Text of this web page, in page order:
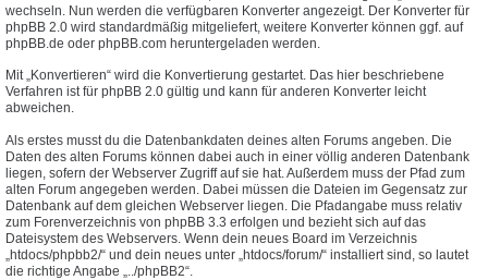
wechseln. Nun werden die verfügbaren Konverter angezeigt. Der Konverter für
phpBB 2.0 wird standardmäßig mitgeliefert, weitere Konverter können ggf. auf
phpBB.de oder phpBB.com heruntergeladen werden.
Mit „Konvertieren“ wird die Konvertierung gestartet. Das hier beschriebene
Verfahren ist für phpBB 2.0 gültig und kann für anderen Konverter leicht
abweichen.
Als erstes musst du die Datenbankdaten deines alten Forums angeben. Die
Daten des alten Forums können dabei auch in einer völlig anderen Datenbank
liegen, sofern der Webserver Zugriff auf sie hat. Außerdem muss der Pfad zum
alten Forum angegeben werden. Dabei müssen die Dateien im Gegensatz zur
Datenbank auf dem gleichen Webserver liegen. Die Pfadangabe muss relativ
zum Forenverzeichnis von phpBB 3.3 erfolgen und bezieht sich auf das
Dateisystem des Webservers. Wenn dein neues Board im Verzeichnis
„htdocs/phpbb2/“ und dein neues unter „htdocs/forum/“ installiert sind, so lautet
die richtige Angabe „../phpBB2“.